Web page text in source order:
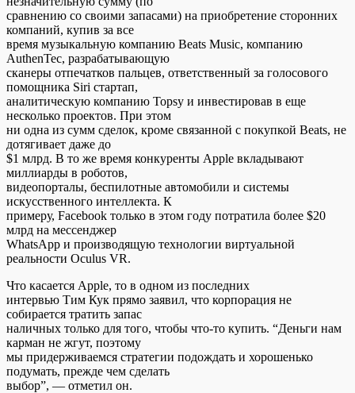
сравнению со своими запасами) на приобретение сторонних
компаний, купив за все
время музыкальную компанию Beats Music, компанию
AuthenTec, разрабатывающую
сканеры отпечатков пальцев, ответственный за голосового
помощника Siri стартап,
аналитическую компанию Topsy и инвестировав в еще
несколько проектов. При этом
ни одна из сумм сделок, кроме связанной с покупкой Beats, не
дотягивает даже до
$1 млрд. В то же время конкуренты Apple вкладывают
миллиарды в роботов,
видеопорталы, беспилотные автомобили и системы
искусственного интеллекта. К
примеру, Facebook только в этом году потратила более $20
млрд на мессенджер
WhatsApp и производящую технологии виртуальной
реальности Oculus VR.
Что касается Apple, то в одном из последних
интервью Тим Кук прямо заявил, что корпорация не
собирается тратить запас
наличных только для того, чтобы что-то купить. “Деньги нам
карман не жгут, поэтому
мы придерживаемся стратегии подождать и хорошенько
подумать, прежде чем сделать
выбор”, — отметил он.